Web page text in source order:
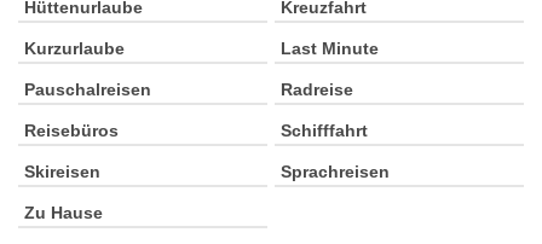
Hüttenurlaube Kreuzfahrt
Kurzurlaube Last Minute
Pauschalreisen Radreise
Reisebüros Schifffahrt
Skireisen Sprachreisen
Zu Hause